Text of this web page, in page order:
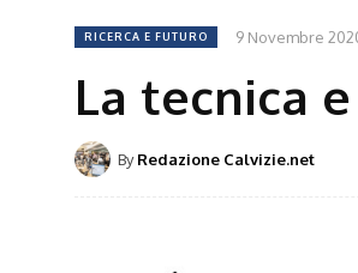
RICERCA E FUTURO 9 Novembre
La tecnica
By Redazione Calvizie.net